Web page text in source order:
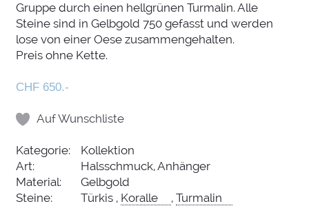
Gruppe durch einen hellgrünen Turmalin. Alle
Steine sind in Gelbgold 750 gefasst und werden
lose von einer Oese zusammengehalten.
Preis ohne Kette.
CHF 650.-
Auf Wunschliste
Kategorie:
Kollektion
Art:
Halsschmuck, Anhänger
Material:
Gelbgold
Steine:
Türkis , Koralle , Turmalin